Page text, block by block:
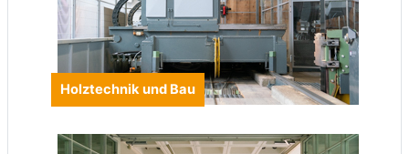
Holztechnik und Bau